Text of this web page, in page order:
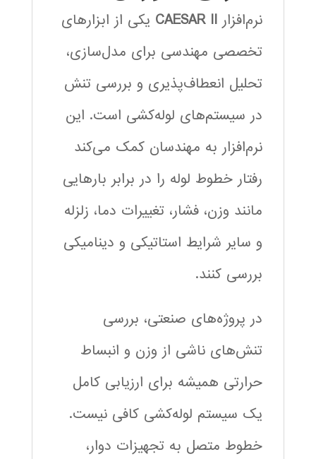
نرم‌افزار CAESAR II یکی از ابزارهای
تخصصی مهندسی برای مدل‌سازی،
تحلیل انعطاف‌پذیری و بررسی تنش
در سیستم‌های لوله‌کشی است. این
نرم‌افزار به مهندسان کمک می‌کند
رفتار خطوط لوله را در برابر بارهایی
مانند وزن، فشار، تغییرات دما، زلزله
و سایر شرایط استاتیکی و دینامیکی
بررسی کنند.
در پروژه‌های صنعتی، بررسی
تنش‌های ناشی از وزن و انبساط
حرارتی همیشه برای ارزیابی کامل
یک سیستم لوله‌کشی کافی نیست.
خطوط متصل به تجهیزات دوار،